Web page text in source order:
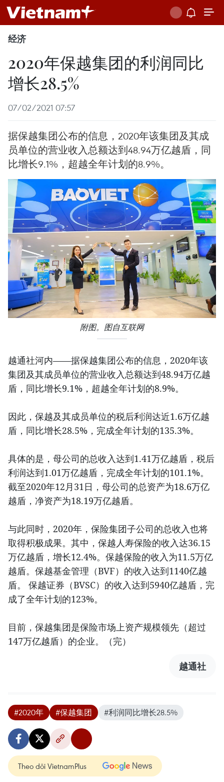
经济
2020年保越集团的利润同比
增长28.5%
07/02/2021 07:57
据保越集团公布的信息，2020年该集团及其成
员单位的营业收入总额达到48.94万亿越盾，同
比增长9.1%，超越全年计划的8.9%。
附图。图自互联网
越通社河内——据保越集团公布的信息，2020年该
集团及其成员单位的营业收入总额达到48.94万亿越
盾，同比增长9.1%，超越全年计划的8.9%。
因此，保越及其成员单位的税后利润达近1.6万亿越
盾，同比增长28.5%，完成全年计划的135.3%。
具体的是，母公司的总收入达到1.41万亿越盾，税后
利润达到1.01万亿越盾，完成全年计划的101.1%。
截至2020年12月31日，母公司的总资产为18.6万亿
越盾，净资产为18.19万亿越盾。
与此同时，2020年，保险集团子公司的总收入也将
取得积极成果。其中，保越人寿保险的收入达36.15
万亿越盾，增长12.4%。保越保险的收入为11.5万亿
越盾。保越基金管理（BVF）的收入达到1140亿越
盾。 保越证券（BVSC）的收入达到5940亿越盾，完
成了全年计划的123%。
目前，保越集团是保险市场上资产规模领先（超过
147万亿越盾）的企业。（完）
越通社
#2020年 #保越集团 #利润同比增长28.5%
Theo dõi VietnamPlus